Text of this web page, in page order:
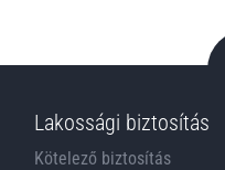
Lakossági biztosítás
Kötelező biztosítás